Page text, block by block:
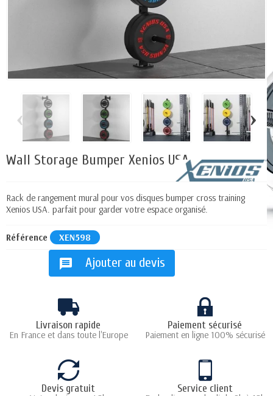
‹ ›
Wall Storage Bumper Xenios USA
Rack de rangement mural pour vos disques bumper cross training
Xenios USA. parfait pour garder votre espace organisé.
Référence XEN598
message Ajouter au devis
Livraison rapide
En France et dans toute l'Europe
Paiement sécurisé
Paiement en ligne 100% sécurisé
Devis gratuit Service client